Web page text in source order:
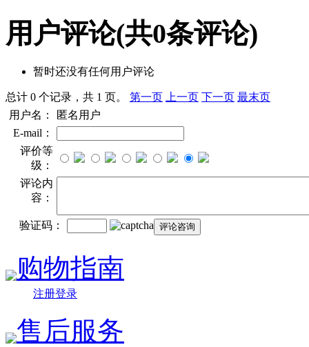
用户评论(共0条评论)
暂时还没有任何用户评论
总计 0 个记录，共 1 页。 第一页 上一页 下一页 最末页
用户名：
匿名用户
E-mail：
评价等
级：
评论内
容：
验证码：
购物指南
注册登录
售后服务